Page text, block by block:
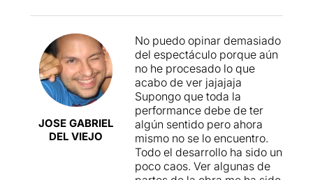
burro.
La Fura compta avui amb
sis directors:Pep Gatell,
Carlus Padrissa, Àlex Ollé
Miki Espuma ,Pera Tantiñà
Jürgen Müller, amb sis
sensibilitats diferents que
saben conviure i ofereixen
espectacles músico-teatrals,
òperes, performances,
workshops, peces
JOSE GABRIEL
DEL VIEJO
No puedo opinar demasiado
del espectáculo porque aún
no he procesado lo que
acabo de ver jajajaja
Supongo que toda la
performance debe de ter
algún sentido pero ahora
mismo no se lo encuentro.
Todo el desarrollo ha sido un
poco caos. Ver algunas de